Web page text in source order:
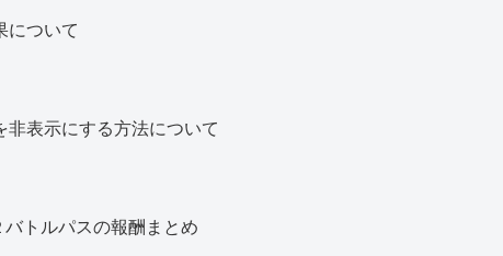
について
非表示にする方法について
バトルパスの報酬まとめ